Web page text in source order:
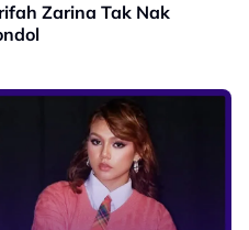
Zarina Tak Nak